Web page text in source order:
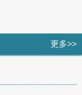
更多>>